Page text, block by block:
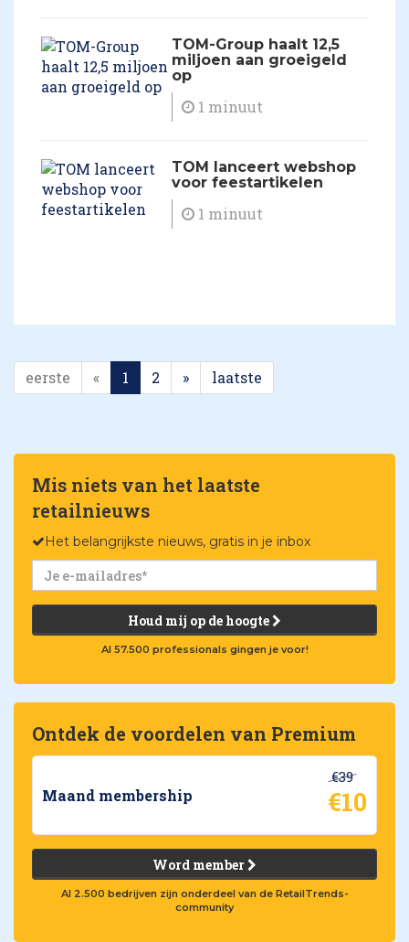
TOM-Group haalt 12,5
miljoen aan groeigeld
op
1 minuut
TOM lanceert webshop
voor feestartikelen
1 minuut
eerste « 1 2 » laatste
Mis niets van het laatste
retailnieuws
Het belangrijkste nieuws, gratis in je inbox
Houd mij op de hoogte
Al 57.500 professionals gingen je voor!
Ontdek de voordelen van Premium
Maand membership
€39
€10
Word member
Al 2.500 bedrijven zijn onderdeel van de RetailTrends-
community